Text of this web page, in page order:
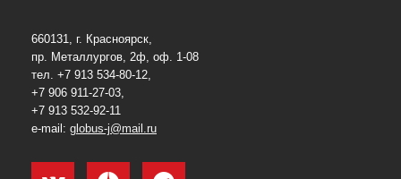
660131, г. Красноярск,
пр. Металлургов, 2ф, оф. 1-08
тел. +7 913 534-80-12,
+7 906 911-27-03,
+7 913 532-92-11
e-mail: globus-j@mail.ru